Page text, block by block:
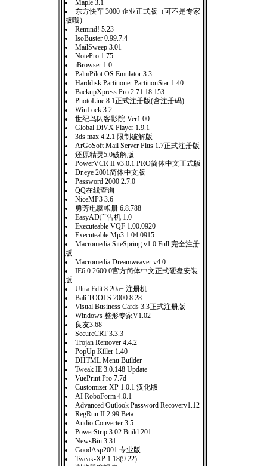
Maple 3.1
东方快车 3000 企业正式版（可不是专家
版哦）
Remind! 5.23
IsoBuster 0.99.7.4
MailSweep 3.01
NotePro 1.75
iBrowser 1.0
PalmPilot OS Emulator 3.3
Harddisk Partitioner PartitionStar 1.40
BackupXpress Pro 2.71.18.153
PhotoLine 8.1正式注册版(含注册码)
WinLock 3.2
世纪鸟闪客影院 Ver1.00
Global DiVX Player 1.9.1
3ds max 4.2.1 限制破解版
ArGoSoft Mail Server Plus 1.7正式注册版
还原精灵5.0破解版
PowerVCR II v3.0.1 PRO简体中文正式版
Dr.eye 2001简体中文版
Password 2000 2.7.0
QQ在线查询
NiceMP3 3.6
勇芳电脑帐册 6.8.788
EasyAD广告机 1.0
Executeable VQF 1.00.0920
Executeable Mp3 1.04.0915
Macromedia SiteSpring v1.0 Full 完全注册
版
Macromedia Dreamweaver v4.0
IE6.0.2600.0官方简体中文正式硬盘安装
版
Ultra Edit 8.20a+ 注册机
Bali TOOLS 2000 8.28
Visual Business Cards 3.3正式注册版
Windows 整形专家V1.02
良友3.68
SecureCRT 3.3.3
Trojan Remover 4.4.2
PopUp Killer 1.40
DHTML Menu Builder
Tweak IE 3.0.148 Update
VuePrint Pro 7.7d
Customizer XP 1.0.1 汉化版
AI RoboForm 4.0.1
Advanced Outlook Password Recovery1.12
RegRun II 2.99 Beta
Audio Converter 3.5
PowerStrip 3.02 Build 201
NewsBin 3.31
GoodAsp2001 专业版
Tweak-XP 1.18(9.22)